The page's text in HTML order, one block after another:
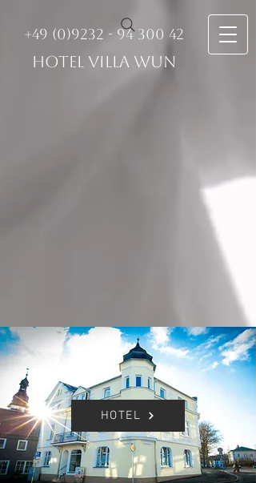
HOTEL VILLA WUN
+49 (0)9232 - 94 300 42
HOTEL